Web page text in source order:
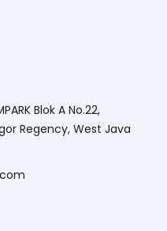
Blok A No.22,
Regency, West Java